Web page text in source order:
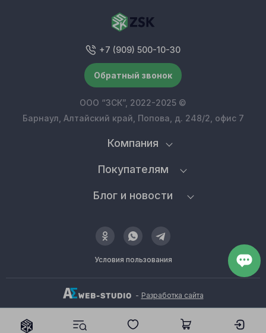
Условия пользования
Компания
Покупателям
Блог и новости
+7 (909) 500-10-30
Обратный звонок
ООО “ЗСК”, 2022-2025 ©
Барнаул, Алтайский край, Попова, д. 248/2, офис 7
- Разработка сайта